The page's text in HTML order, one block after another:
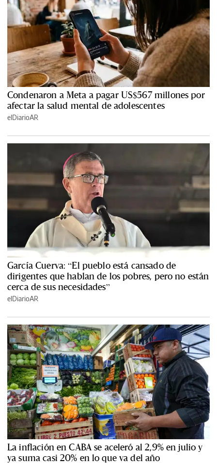
Condenaron a Meta a pagar US$567 millones por
afectar la salud mental de adolescentes
elDiarioAR
García Cuerva: “El pueblo está cansado de
dirigentes que hablan de los pobres, pero no están
cerca de sus necesidades”
elDiarioAR
La inflación en CABA se aceleró al 2,9% en julio y
ya suma casi 20% en lo que va del año